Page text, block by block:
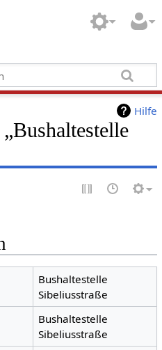
Hilfe
Bushaltestelle
Sibeliusstraße
Bushaltestelle
Sibeliusstraße